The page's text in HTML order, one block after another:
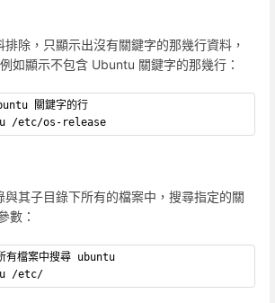
除，只顯示出沒有關鍵字的那幾行資料，
如顯示不包含 Ubuntu 關鍵字的那幾行：
關鍵字的行
/etc/os-release
與其子目錄下所有的檔案中，搜尋指定的關
數：
檔案中搜尋 ubuntu
/etc/